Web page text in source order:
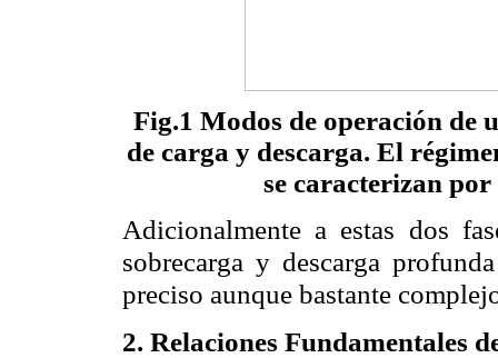
Fig.1 Modos de operación de
de carga y descarga. El
se caracterizan
Adicionalmente a estas dos
sobrecarga y descarga
preciso aunque bastante
2. Relaciones Fundamentales